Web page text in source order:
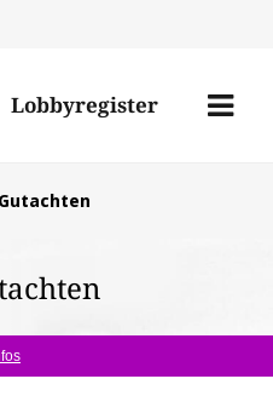
Lobbyregister
Menü